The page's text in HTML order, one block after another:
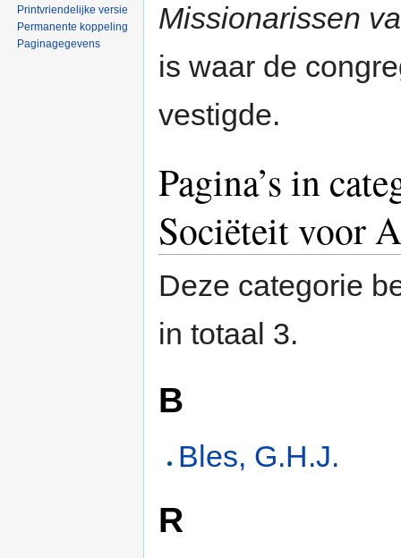
Missionarissen
is waar de
vestigde.
Pagina’s in
Sociëteit voor
Deze categorie
in totaal 3.
B
Bles, G.H.J.
R
Printvriendelijke versie
Permanente koppeling
Paginagegevens